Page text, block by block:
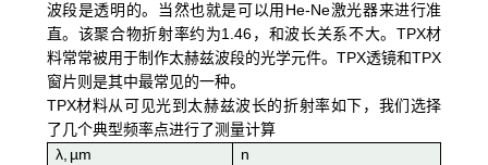
波段是透明的。当然也就是可以用He-Ne激光器来进行准
直。该聚合物折射率约为1.46，和波长关系不大。TPX材
料常常被用于制作太赫兹波段的光学元件。TPX透镜和TPX
窗片则是其中最常见的一种。
TPX材料从可见光到太赫兹波长的折射率如下，我们选择
了几个典型频率点进行了测量计算
λ, µm
n